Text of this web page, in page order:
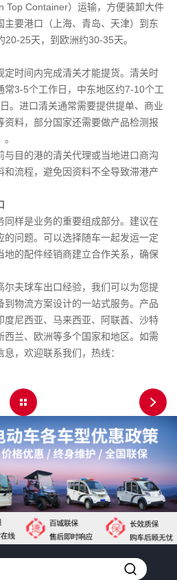
Top Container）运输，方便装卸大件
主要港口（上海、青岛、天津）到东
25天，到欧洲约30-35天。
定时间内完成清关才能提货。清关时
常3-5个工作日，中东地区约7-10个工
。进口清关通常需要提供提单、商业
资料，部分国家还需要做产品检测报
与目的港的清关代理或当地进口商沟
流程，避免因资料不全导致滞港产
样是业务的重要组成部分。建议在
的问题。可以选择随车一起发运一定
地的配件经销商建立合作关系，确保
尔夫球车出口经验，我们可以为您提
物流方案设计的一站式服务。产品
度尼西亚、马来西亚、阿联酋、沙特
西兰、欧洲等多个国家和地区。如需
，欢迎联系我们，热线：